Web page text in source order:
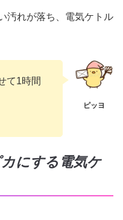
汚れが落ち、電気ケトル
て1時間
にする電気ケ